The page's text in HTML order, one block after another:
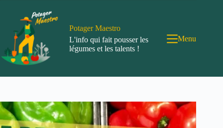
contenu
Potager Maestro
L'info qui fait pousser les
légumes et les talents !
Menu